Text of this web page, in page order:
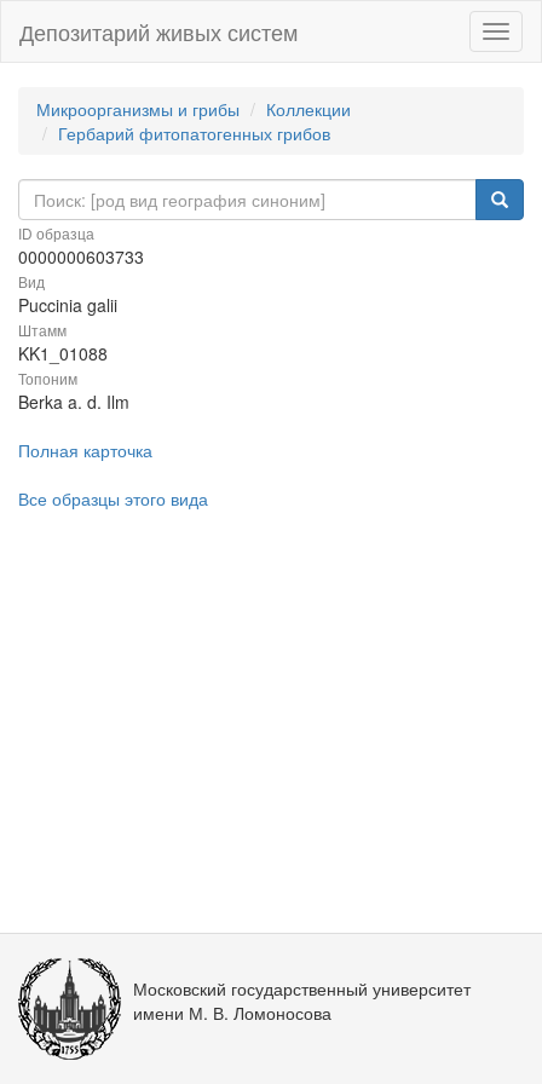
Депозитарий живых систем
Микроорганизмы и грибы
Коллекции
Гербарий фитопатогенных грибов
ID образца
0000000603733
Вид
Puccinia galii
Штамм
KK1_01088
Топоним
Berka a. d. Ilm
Полная карточка
Все образцы этого вида
Московский государственный университет
имени М. В. Ломоносова